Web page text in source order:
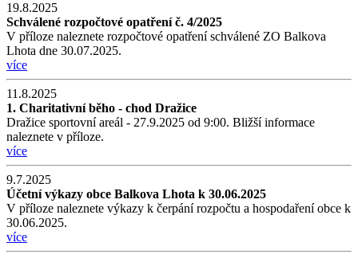
19.8.2025
Schválené rozpočtové opatření č. 4/2025
V příloze naleznete rozpočtové opatření schválené ZO Balkova
Lhota dne 30.07.2025.
více
11.8.2025
1. Charitativní běho - chod Dražice
Dražice sportovní areál - 27.9.2025 od 9:00. Bližší informace
naleznete v příloze.
více
9.7.2025
Účetní výkazy obce Balkova Lhota k 30.06.2025
V příloze naleznete výkazy k čerpání rozpočtu a hospodaření obce k
30.06.2025.
více